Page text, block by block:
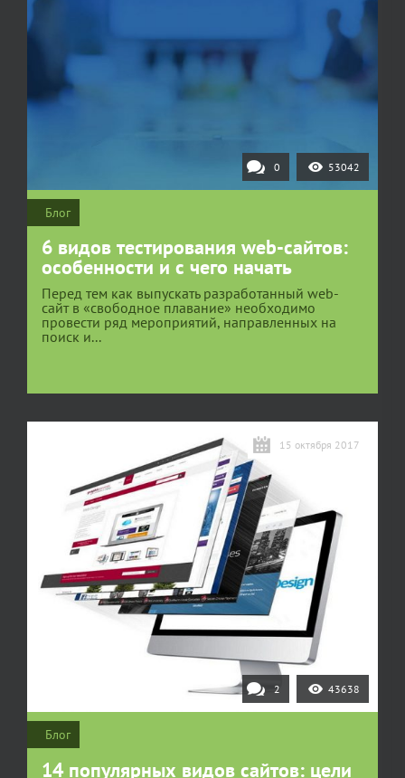
0 53042
Блог
6 видов тестирования web-сайтов:
особенности и с чего начать
Перед тем как выпускать разработанный web-
сайт в «свободное плавание» необходимо
провести ряд мероприятий, направленных на
поиск и...
15 октября 2017
2 43638
Блог
14 популярных видов сайтов: цели